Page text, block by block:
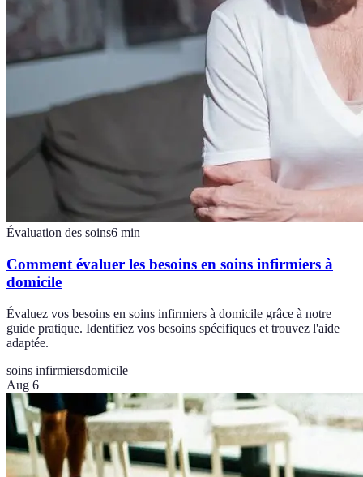
Évaluation des soins6 min
Comment évaluer les besoins en soins infirmiers à
domicile
Évaluez vos besoins en soins infirmiers à domicile grâce à notre
guide pratique. Identifiez vos besoins spécifiques et trouvez l'aide
adaptée.
soins infirmiersdomicile
Aug 6